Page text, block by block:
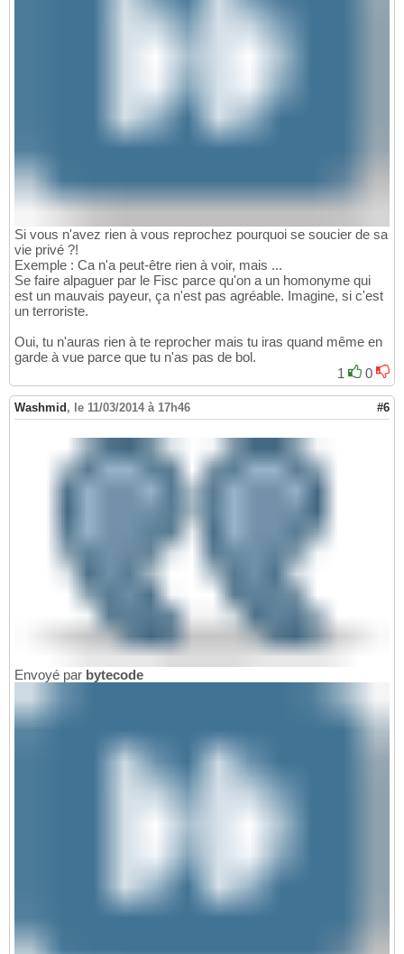
Si vous n'avez rien à vous reprochez pourquoi se soucier de sa
vie privé ?!
Exemple : Ca n'a peut-être rien à voir, mais ...
Se faire alpaguer par le Fisc parce qu'on a un homonyme qui
est un mauvais payeur, ça n'est pas agréable. Imagine, si c'est
un terroriste.
Oui, tu n'auras rien à te reprocher mais tu iras quand même en
garde à vue parce que tu n'as pas de bol.
1
0
Washmid , le 11/03/2014 à 17h46 #6
Envoyé par bytecode